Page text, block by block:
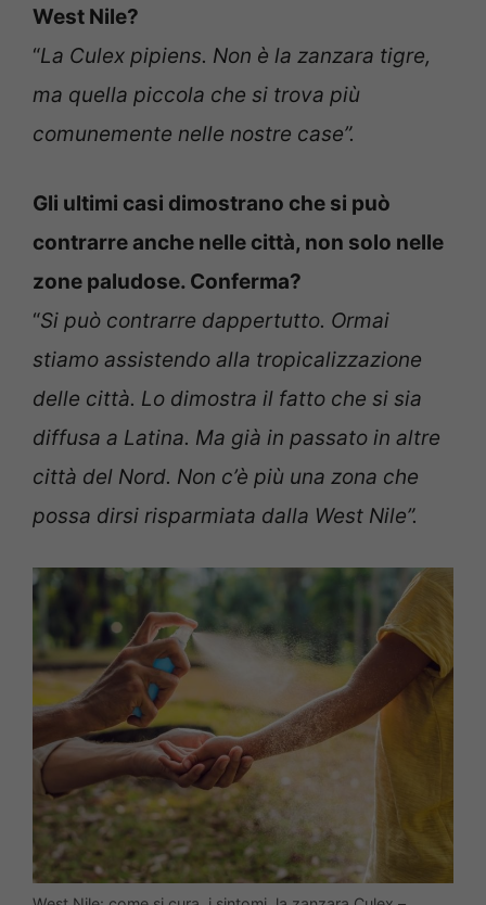
West Nile?
“La Culex pipiens. Non è la zanzara tigre,
ma quella piccola che si trova più
comunemente nelle nostre case”.
Gli ultimi casi dimostrano che si può
contrarre anche nelle città, non solo nelle
zone paludose. Conferma?
“Si può contrarre dappertutto. Ormai
stiamo assistendo alla tropicalizzazione
delle città. Lo dimostra il fatto che si sia
diffusa a Latina. Ma già in passato in altre
città del Nord. Non c’è più una zona che
possa dirsi risparmiata dalla West Nile”.